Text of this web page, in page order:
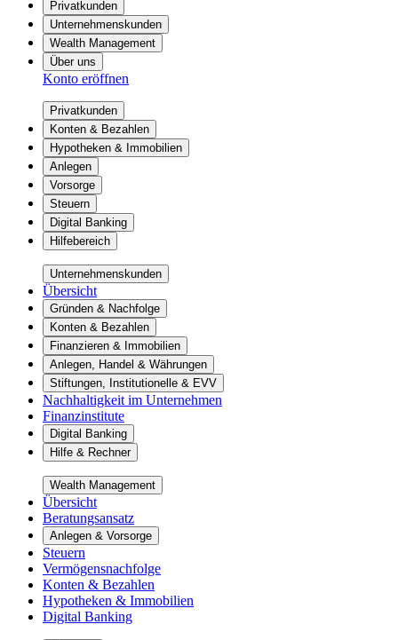
Privatkunden
Unternehmenskunden
Wealth Management
Über uns
Konto eröffnen
Privatkunden
Konten & Bezahlen
Hypotheken & Immobilien
Anlegen
Vorsorge
Steuern
Digital Banking
Hilfebereich
Unternehmenskunden
Übersicht
Gründen & Nachfolge
Konten & Bezahlen
Finanzieren & Immobilien
Anlegen, Handel & Währungen
Stiftungen, Institutionelle & EVV
Nachhaltigkeit im Unternehmen
Finanzinstitute
Digital Banking
Hilfe & Rechner
Wealth Management
Übersicht
Beratungsansatz
Anlegen & Vorsorge
Steuern
Vermögensnachfolge
Konten & Bezahlen
Hypotheken & Immobilien
Digital Banking